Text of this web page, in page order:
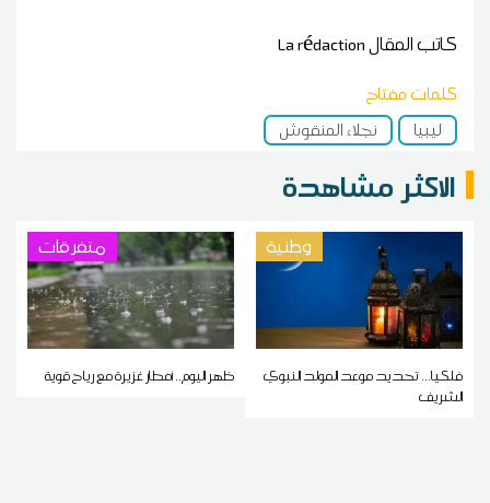
كاتب المقالLa rédaction
كلمات مفتاح
ليبيا
نجلاء المنقوش
الاكثر مشاهدة
وطنية
فلكيا... تحديد موعد المولد النبوي
الشريف
متفرقات
ظهر اليوم.. أمطار غزيرة مع رياح قوية